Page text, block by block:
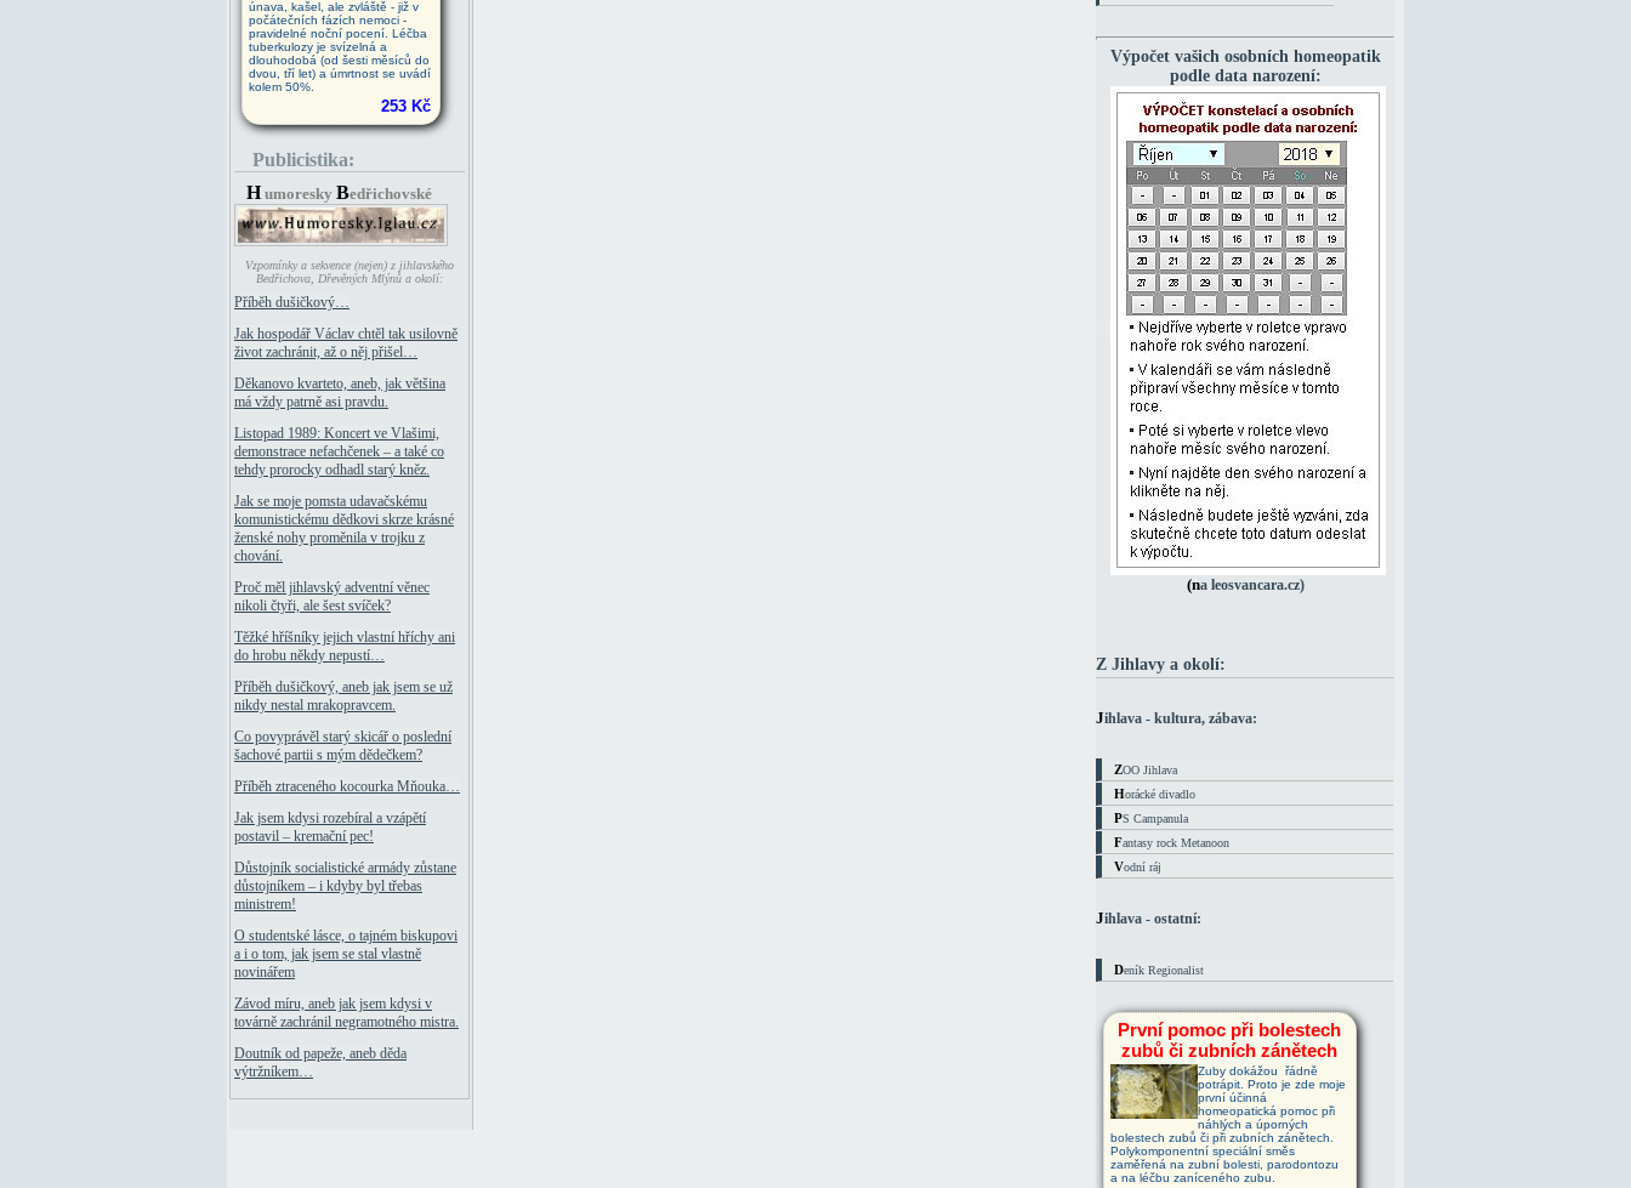
únava, kašel, ale zvláště - již v
počátečních fázích nemoci -
pravidelné noční pocení. Léčba
tuberkulozy je svízelná a
dlouhodobá (od šesti měsíců do
dvou, tří let) a úmrtnost se uvádí
kolem 50%.
253 Kč
Publicistika:
H umoresky Bedřichovské
Vzpomínky a sekvence (nejen) z jihlavského
Bedřichova, Dřevěných Mlýnů a okolí:
Příběh dušičkový…
Jak hospodář Václav chtěl tak usilovně
život zachránit, až o něj přišel…
Děkanovo kvarteto, aneb, jak většina
má vždy patrně asi pravdu.
Listopad 1989: Koncert ve Vlašimi,
demonstrace nefachčenek – a také co
tehdy prorocky odhadl starý kněz.
Jak se moje pomsta udavačskému
komunistickému dědkovi skrze krásné
ženské nohy proměnila v trojku z
chování.
Proč měl jihlavský adventní věnec
nikoli čtyři, ale šest svíček?
Těžké hříšníky jejich vlastní hříchy ani
do hrobu někdy nepustí…
Příběh dušičkový, aneb jak jsem se už
nikdy nestal mrakopravcem.
Co povyprávěl starý skicář o poslední
šachové partii s mým dědečkem?
Příběh ztraceného kocourka Mňouka…
Jak jsem kdysi rozebíral a vzápětí
postavil – kremační pec!
Důstojník socialistické armády zůstane
důstojníkem – i kdyby byl třebas
ministrem!
O studentské lásce, o tajném biskupovi
a i o tom, jak jsem se stal vlastně
novinářem
Závod míru, aneb jak jsem kdysi v
továrně zachránil negramotného mistra.
Doutník od papeže, aneb děda
výtržníkem…
Výpočet vašich osobních homeopatik
podle data narození:
(na leosvancara.cz)
Z Jihlavy a okolí:
Jihlava - kultura, zábava:
ZOO Jihlava
Horácké divadlo
PS Campanula
Fantasy rock Metanoon
Vodní ráj
Jihlava - ostatní:
Deník Regionalist
První pomoc při bolestech
zubů či zubních zánětech
Zuby dokážou řádně
potrápit. Proto je zde moje
první účinná
homeopatická pomoc při
náhlých a úporných
bolestech zubů či při zubních zánětech.
Polykomponentní speciální směs
zaměřená na zubní bolesti, parodontozu
a na léčbu zaníceného zubu.